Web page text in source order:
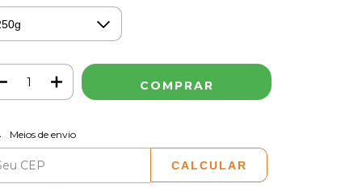
para o CEP:
Meios de envio
CALCULAR